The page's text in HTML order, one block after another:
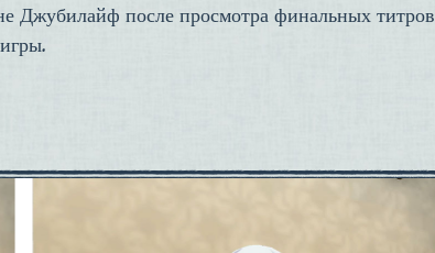
Джубилайф после просмотра финальных титров
игры.